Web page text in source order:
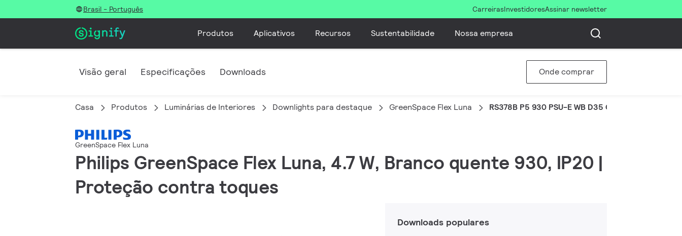
Brasil - Português CarreirasInvestidoresAssinar newsletter
Produtos Aplicativos Recursos Sustentabilidade Nossa empresa
Visão geral Especificações Downloads Onde comprar
Casa Produtos Luminárias de Interiores Downlights para destaque GreenSpace Flex Luna RS378B P5 930 PSU-E WB D35 G-TT PRO
GreenSpace Flex Luna
Philips GreenSpace Flex Luna, 4.7 W, Branco quente 930, IP20 |
Proteção contra toques
Downloads populares